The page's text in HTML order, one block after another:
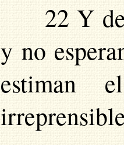
22 Y
y no
estiman